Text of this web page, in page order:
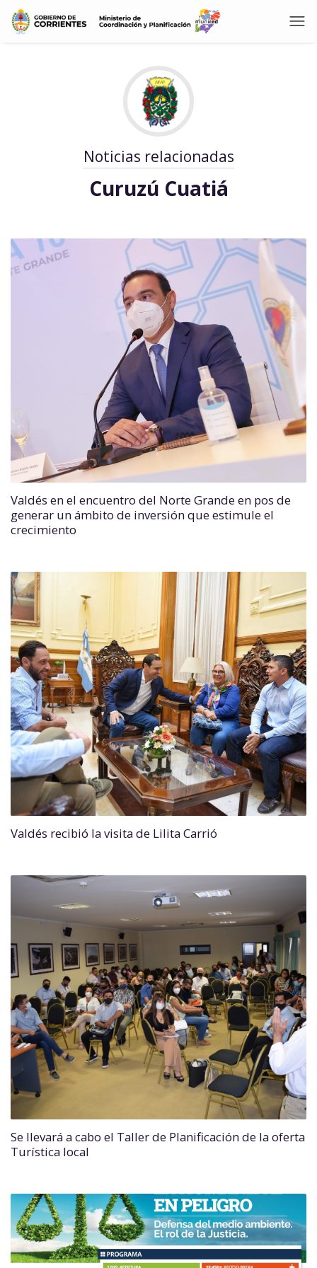
Noticias relacionadas
Curuzú Cuatiá
Valdés en el encuentro del Norte Grande en pos de
generar un ámbito de inversión que estimule el
crecimiento
Valdés recibió la visita de Lilita Carrió
Se llevará a cabo el Taller de Planificación de la oferta
Turística local